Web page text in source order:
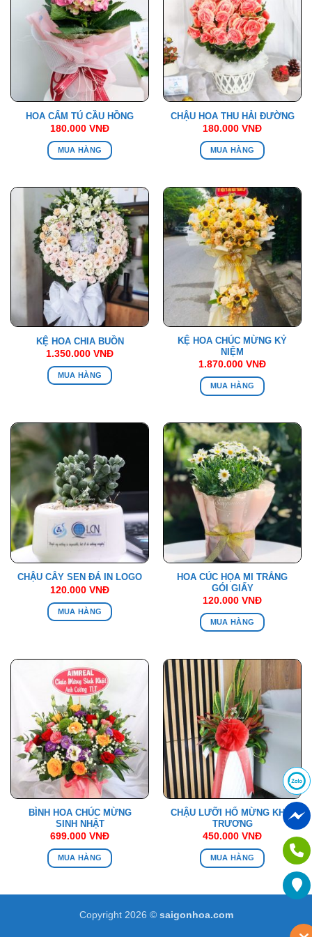
HOA CẨM TÚ CẦU HỒNG
180.000 VNĐ
MUA HÀNG
CHẬU HOA THU HẢI ĐƯỜNG
180.000 VNĐ
MUA HÀNG
KỆ HOA CHIA BUỒN
1.350.000 VNĐ
MUA HÀNG
KỆ HOA CHÚC MỪNG KỶ
NIỆM
1.870.000 VNĐ
MUA HÀNG
CHẬU CÂY SEN ĐÁ IN LOGO
120.000 VNĐ
MUA HÀNG
HOA CÚC HỌA MI TRẮNG
GÓI GIẤY
120.000 VNĐ
MUA HÀNG
BÌNH HOA CHÚC MỪNG
SINH NHẬT
699.000 VNĐ
MUA HÀNG
CHẬU LƯỠI HỔ MỪNG KHAI
TRƯƠNG
450.000 VNĐ
MUA HÀNG
Copyright 2026 © saigonhoa.com